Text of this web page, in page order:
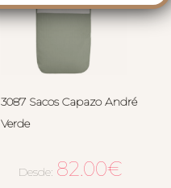
3087 Sacos Capazo André
Verde
Desde: 82.00€